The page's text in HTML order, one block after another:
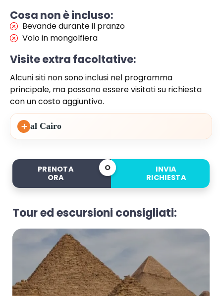
Cosa non è incluso:
Bevande durante il pranzo
Volo in mongolfiera
Visite extra facoltative:
Alcuni siti non sono inclusi nel programma
principale, ma possono essere visitati su richiesta
con un costo aggiuntivo.
＋ al Cairo
PRENOTA
ORA
O
INVIA
RICHIESTA
Tour ed escursioni consigliati: